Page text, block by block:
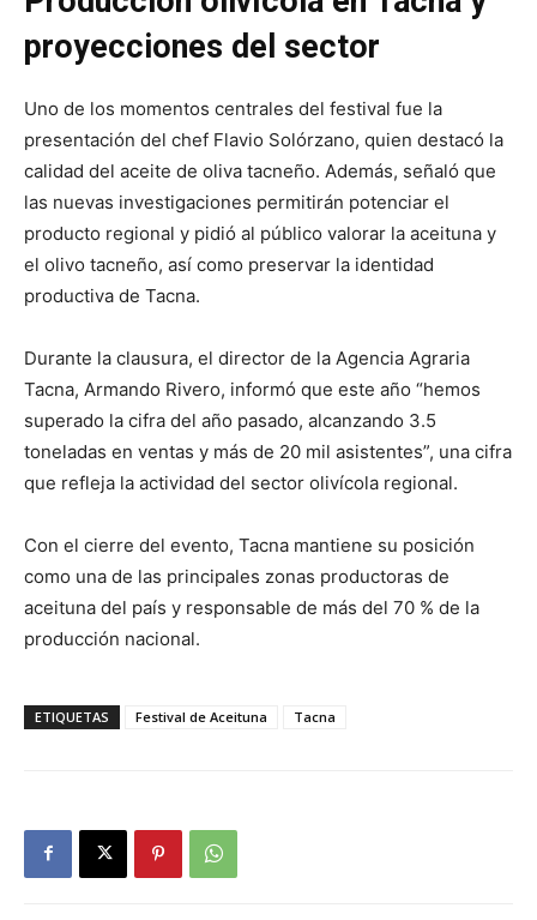
proyecciones del sector
Uno de los momentos centrales del festival fue la
presentación del chef Flavio Solórzano, quien destacó la
calidad del aceite de oliva tacneño. Además, señaló que
las nuevas investigaciones permitirán potenciar el
producto regional y pidió al público valorar la aceituna y
el olivo tacneño, así como preservar la identidad
productiva de Tacna.
Durante la clausura, el director de la Agencia Agraria
Tacna, Armando Rivero, informó que este año “hemos
superado la cifra del año pasado, alcanzando 3.5
toneladas en ventas y más de 20 mil asistentes”, una cifra
que refleja la actividad del sector olivícola regional.
Con el cierre del evento, Tacna mantiene su posición
como una de las principales zonas productoras de
aceituna del país y responsable de más del 70 % de la
producción nacional.
ETIQUETAS Festival de Aceituna Tacna